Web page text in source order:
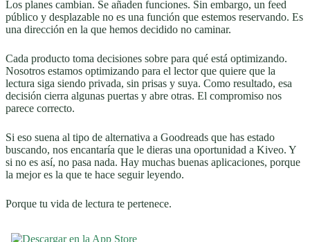
Los planes cambian. Se añaden funciones. Sin embargo, un feed
público y desplazable no es una función que estemos reservando. Es
una dirección en la que hemos decidido no caminar.
Cada producto toma decisiones sobre para qué está optimizando.
Nosotros estamos optimizando para el lector que quiere que la
lectura siga siendo privada, sin prisas y suya. Como resultado, esa
decisión cierra algunas puertas y abre otras. El compromiso nos
parece correcto.
Si eso suena al tipo de alternativa a Goodreads que has estado
buscando, nos encantaría que le dieras una oportunidad a Kiveo. Y
si no es así, no pasa nada. Hay muchas buenas aplicaciones, porque
la mejor es la que te hace seguir leyendo.
Porque tu vida de lectura te pertenece.